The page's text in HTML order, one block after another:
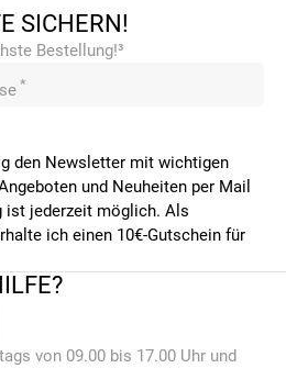
SICHERN!
Bestellung!³
*
den Newsletter mit wichtigen
und Neuheiten per Mail
ist jederzeit möglich. Als
ich einen 10€-Gutschein für
von 09.00 bis 17.00 Uhr und